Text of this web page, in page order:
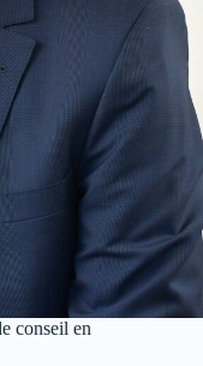
conseil en